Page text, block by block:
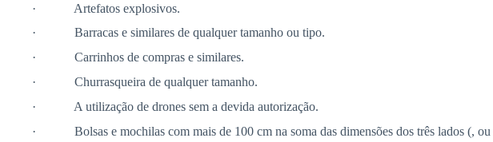
· Artefatos explosivos.
· Barracas e similares de qualquer tamanho ou tipo.
· Carrinhos de compras e similares.
· Churrasqueira de qualquer tamanho.
· A utilização de drones sem a devida autorização.
· Bolsas e mochilas com mais de 100 cm na soma das dimensões dos três lados (, ou